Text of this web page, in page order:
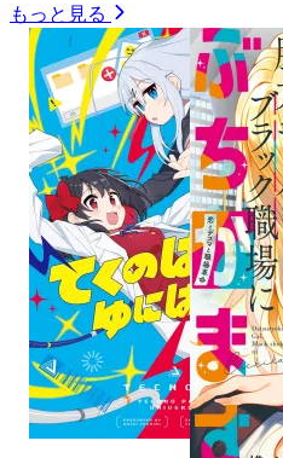
もっと見る